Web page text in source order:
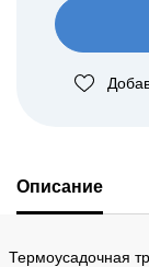
Описание
Термоусадочная